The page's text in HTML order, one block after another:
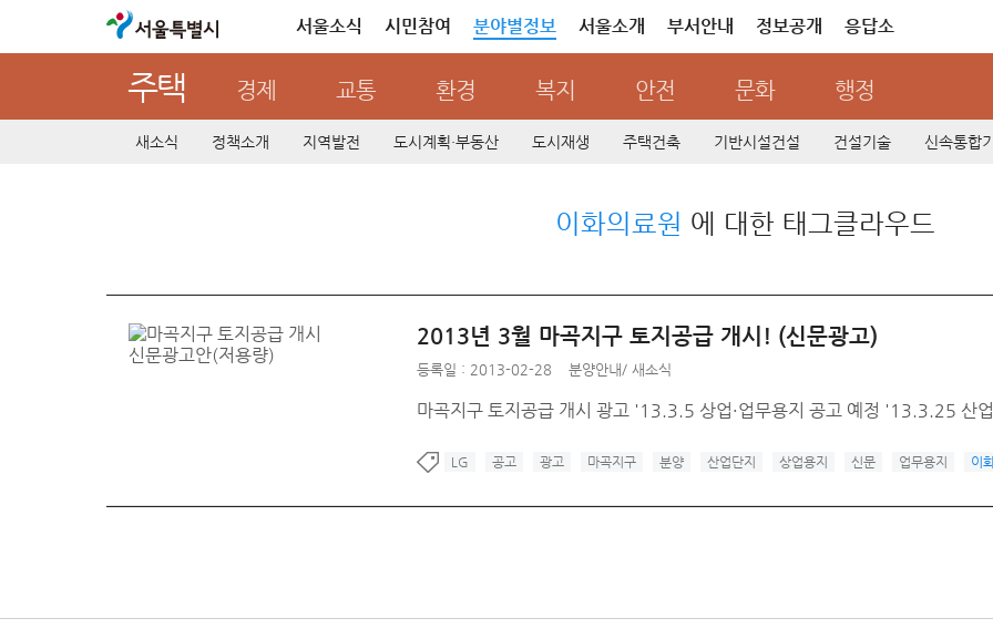
서울특별시 서울소식 시민참여 분야별정보 서울소개 부서안내 정보공개 응답소
주택 경제 교통 환경 복지 안전 문화 행정
새소식 정책소개 지역발전 도시계획·부동산 도시재생 주택건축 기반시설건설 건설기술 신속통합
이화의료원 에 대한 태그클라우드
2013년 3월 마곡지구 토지공급 개시! (신문광고)
등록일 : 2013-02-28 분양안내/ 새소식
마곡지구 토지공급 개시 광고 '13.3.5 상업·업무용지 공고 예정 '13.3.25 산
LG 공고 광고 마곡지구 분양 산업단지 상업용지 신문 업무용지 이